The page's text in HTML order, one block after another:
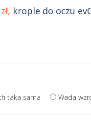
krople do oczu
taka sama Wada